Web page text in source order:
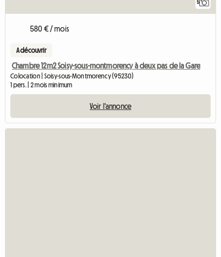
5
580 € / mois
A découvrir
Chambre 12m2 Soisy-sous-montmorency à deux pas de la Gare
Colocation | Soisy-sous-Montmorency (95230)
1 pers. | 2 mois minimum
Voir l'annonce